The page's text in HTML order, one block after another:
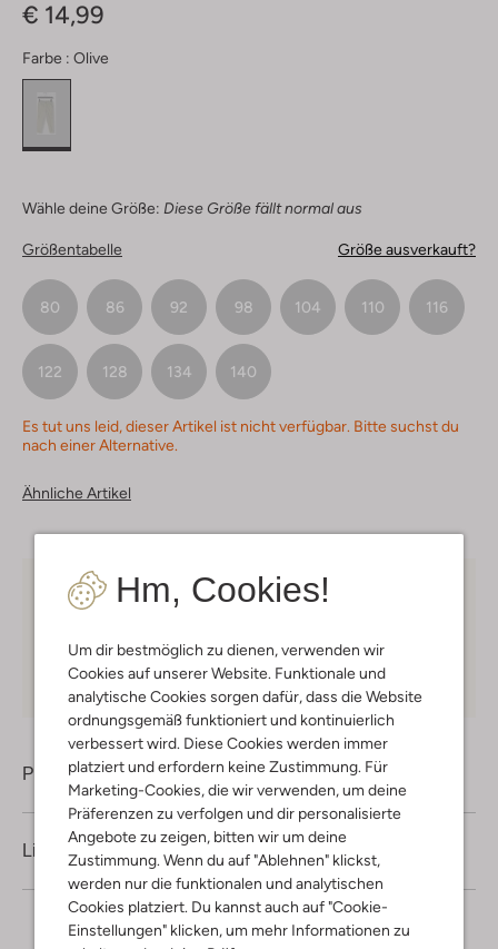
Hm, Cookies!
Um dir bestmöglich zu dienen, verwenden wir
Cookies auf unserer Website. Funktionale und
analytische Cookies sorgen dafür, dass die Website
ordnungsgemäß funktioniert und kontinuierlich
verbessert wird. Diese Cookies werden immer
platziert und erfordern keine Zustimmung. Für
Marketing-Cookies, die wir verwenden, um deine
Präferenzen zu verfolgen und dir personalisierte
Angebote zu zeigen, bitten wir um deine
Zustimmung. Wenn du auf "Ablehnen" klickst,
werden nur die funktionalen und analytischen
Cookies platziert. Du kannst auch auf "Cookie-
Einstellungen" klicken, um mehr Informationen zu
€ 14,99
Farbe : Olive
Wähle deine Größe: Diese Größe fällt normal aus
Größentabelle Größe ausverkauft?
80 86 92 98 104 110 116
122 128 134 140
Es tut uns leid, dieser Artikel ist nicht verfügbar. Bitte suchst du
nach einer Alternative.
Ähnliche Artikel
Kostenloser Versandab € 75 für Club-Omoda
Kauf auf Rechnung 30 Tagen Rückgaberecht
Produktinformation
Lieferung & Rückgabe